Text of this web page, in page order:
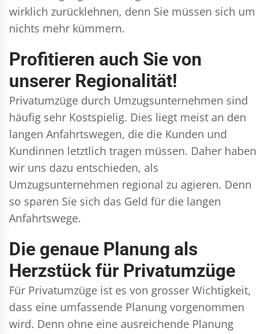
wirklich zurücklehnen, denn Sie müssen sich um
nichts mehr kümmern.
Profitieren auch Sie von
unserer Regionalität!
Privatumzüge durch Umzugsunternehmen sind
häufig sehr Kostspielig. Dies liegt meist an den
langen Anfahrtswegen, die die Kunden und
Kundinnen letztlich tragen müssen. Daher haben
wir uns dazu entschieden, als
Umzugsunternehmen regional zu agieren. Denn
so sparen Sie sich das Geld für die langen
Anfahrtswege.
Die genaue Planung als
Herzstück für Privatumzüge
Für Privatumzüge ist es von grosser Wichtigkeit,
dass eine umfassende Planung vorgenommen
wird. Denn ohne eine ausreichende Planung